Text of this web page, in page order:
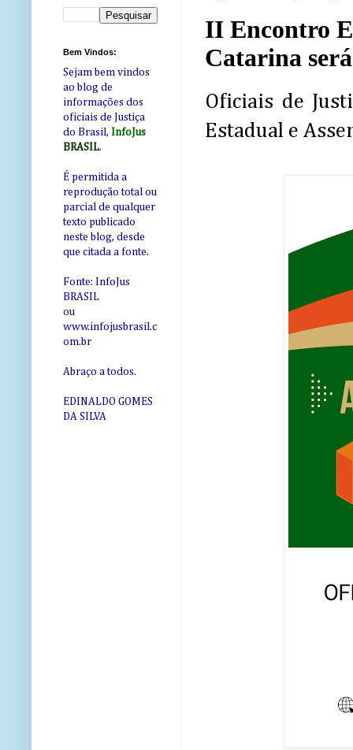
II Encontro
Catarina
Oficiais de
Estadual e
Bem Vindos:
Sejam bem vindos
ao blog de
informações dos
oficiais de Justiça
do Brasil, InfoJus
BRASIL.
É permitida a
reprodução total ou
parcial de qualquer
texto publicado
neste blog, desde
que citada a fonte.
Fonte: InfoJus
BRASIL
ou
www.infojusbrasil.c
om.br
Abraço a todos.
EDINALDO GOMES
DA SILVA